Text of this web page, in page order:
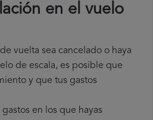
en el vuelo
vuelta sea cancelado o haya
de escala, es posible que
y que tus gastos
en los que hayas